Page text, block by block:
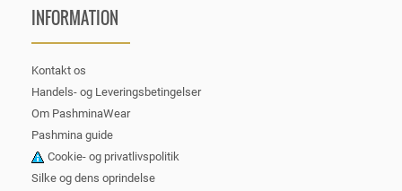
INFORMATION
Kontakt os
Handels- og Leveringsbetingelser
Om PashminaWear
Pashmina guide
Cookie- og privatlivspolitik
Silke og dens oprindelse